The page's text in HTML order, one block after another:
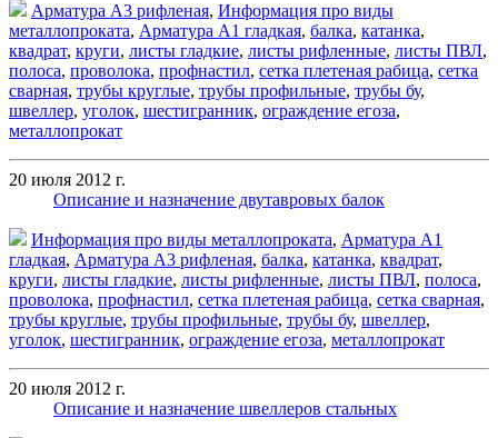
Арматура А3 рифленая, Информация про виды
металлопроката, Арматура А1 гладкая, балка, катанка,
квадрат, круги, листы гладкие, листы рифленные, листы ПВЛ,
полоса, проволока, профнастил, сетка плетеная рабица, сетка
сварная, трубы круглые, трубы профильные, трубы бу,
швеллер, уголок, шестигранник, ограждение егоза,
металлопрокат
20 июля 2012 г.
Описание и назначение двутавровых балок
Информация про виды металлопроката, Арматура А1
гладкая, Арматура А3 рифленая, балка, катанка, квадрат,
круги, листы гладкие, листы рифленные, листы ПВЛ, полоса,
проволока, профнастил, сетка плетеная рабица, сетка сварная,
трубы круглые, трубы профильные, трубы бу, швеллер,
уголок, шестигранник, ограждение егоза, металлопрокат
20 июля 2012 г.
Описание и назначение швеллеров стальных